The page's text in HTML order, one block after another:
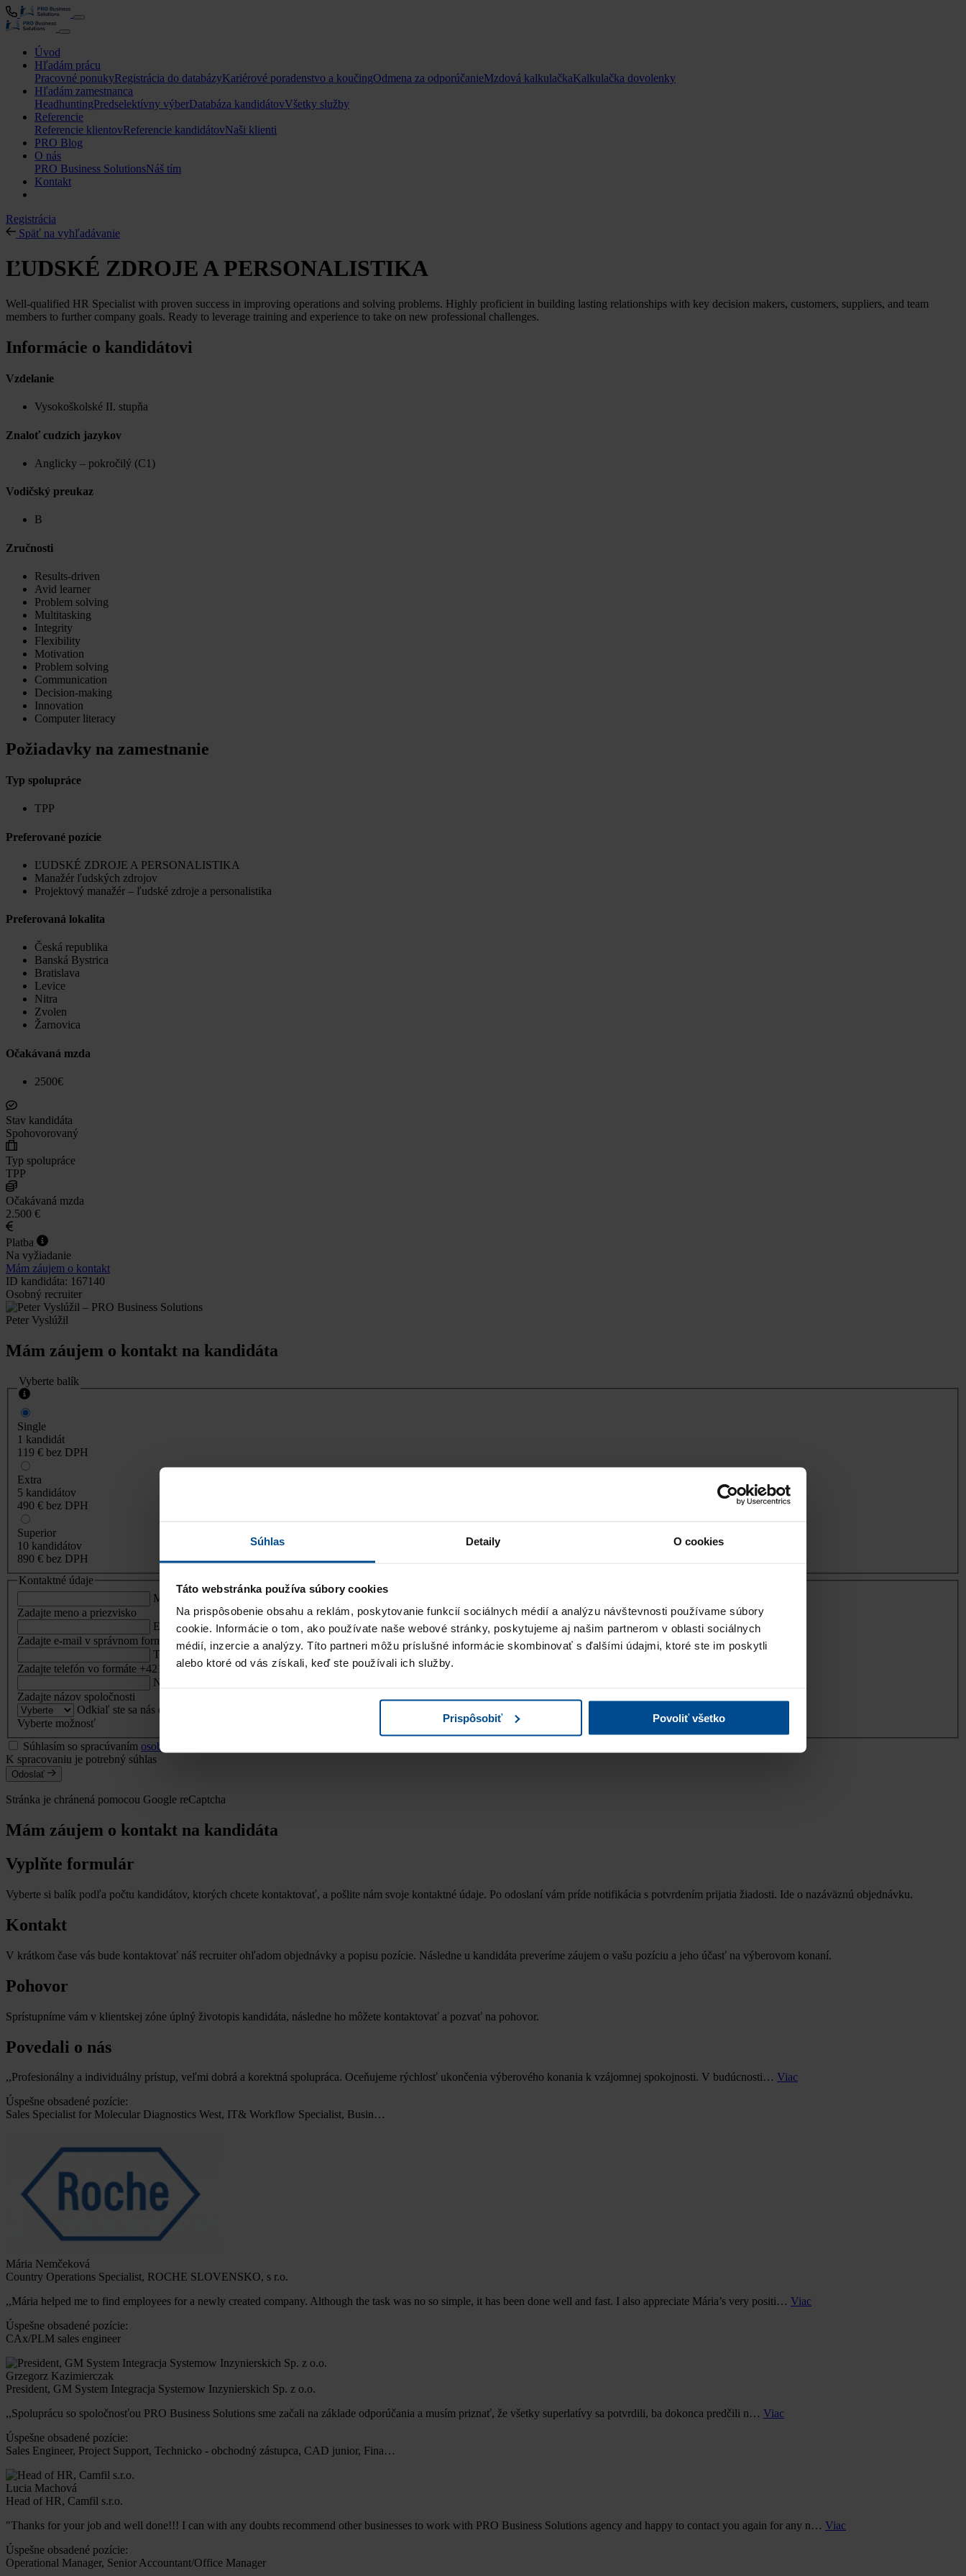
Súhlas Detaily O cookies
Táto webstránka používa súbory cookies
Na prispôsobenie obsahu a reklám, poskytovanie funkcií sociálnych médií a analýzu návštevnosti používame súbory
cookie. Informácie o tom, ako používate naše webové stránky, poskytujeme aj našim partnerom v oblasti sociálnych
médií, inzercie a analýzy. Títo partneri môžu príslušné informácie skombinovať s ďalšími údajmi, ktoré ste im poskytli
alebo ktoré od vás získali, keď ste používali ich služby.
Prispôsobiť Povoliť všetko
Úvod
Hľadám prácu
Pracovné ponukyRegistrácia do databázyKariérové poradenstvo a koučingOdmena za odporúčanieMzdová kalkulačkaKalkulačka dovolenky
Hľadám zamestnanca
HeadhuntingPredselektívny výberDatabáza kandidátovVšetky služby
Referencie
Referencie klientovReferencie kandidátovNaši klienti
PRO Blog
O nás
PRO Business SolutionsNáš tím
Kontakt
Registrácia
Späť na vyhľadávanie
ĽUDSKÉ ZDROJE A PERSONALISTIKA
Well-qualified HR Specialist with proven success in improving operations and solving problems. Highly proficient in building lasting relationships with key decision makers, customers, suppliers, and team
members to further company goals. Ready to leverage training and experience to take on new professional challenges.
Informácie o kandidátovi
Vzdelanie
Vysokoškolské II. stupňa
Znaloť cudzích jazykov
Anglicky – pokročilý (C1)
Vodičský preukaz
B
Zručnosti
Results-driven
Avid learner
Problem solving
Multitasking
Integrity
Flexibility
Motivation
Problem solving
Communication
Decision-making
Innovation
Computer literacy
Požiadavky na zamestnanie
Typ spolupráce
TPP
Preferované pozície
ĽUDSKÉ ZDROJE A PERSONALISTIKA
Manažér ľudských zdrojov
Projektový manažér – ľudské zdroje a personalistika
Preferovaná lokalita
Česká republika
Banská Bystrica
Bratislava
Levice
Nitra
Zvolen
Žarnovica
Očakávaná mzda
2500€
Stav kandidáta
Spohovorovaný
Typ spolupráce
TPP
Očakávaná mzda
2.500 €
Platba
Na vyžiadanie
Mám záujem o kontakt
ID kandidáta: 167140
Osobný recruiter
Peter Vyslúžil
Mám záujem o kontakt na kandidáta
Vyberte balík
Single
1 kandidát
119 € bez DPH
Extra
5 kandidátov
490 € bez DPH
Superior
10 kandidátov
890 € bez DPH
Kontaktné údaje
Meno a priezvisko
Zadajte meno a priezvisko
E-mail
Zadajte e-mail v správnom formáte
Telefón
Zadajte telefón vo formáte +421 912 345 678
Názov spoločnosti
Zadajte názov spoločnosti
Odkiaľ ste sa nás dozvedeli?
Vyberte možnosť
Súhlasím so spracúvaním osobných údajov
K spracovaniu je potrebný súhlas
Odoslať
Stránka je chránená pomocou Google reCaptcha
Mám záujem o kontakt na kandidáta
Vyplňte formulár
Vyberte si balík podľa počtu kandidátov, ktorých chcete kontaktovať, a pošlite nám svoje kontaktné údaje. Po odoslaní vám príde notifikácia s potvrdením prijatia žiadosti. Ide o nazáväznú objednávku.
Kontakt
V krátkom čase vás bude kontaktovať náš recruiter ohľadom objednávky a popisu pozície. Následne u kandidáta preveríme záujem o vašu pozíciu a jeho účasť na výberovom konaní.
Pohovor
Sprístupníme vám v klientskej zóne úplný životopis kandidáta, následne ho môžete kontaktovať a pozvať na pohovor.
Povedali o nás
,,Profesionálny a individuálny prístup, veľmi dobrá a korektná spolupráca. Oceňujeme rýchlosť ukončenia výberového konania k vzájomnej spokojnosti. V budúcnosti… Viac
Úspešne obsadené pozície:
Sales Specialist for Molecular Diagnostics West, IT& Workflow Specialist, Busin…
Mária Nemčeková
Country Operations Specialist, ROCHE SLOVENSKO, s r.o.
,,Mária helped me to find employees for a newly created company. Although the task was no so simple, it has been done well and fast. I also appreciate Mária’s very positi… Viac
Úspešne obsadené pozície:
CAx/PLM sales engineer
Grzegorz Kazimierczak
President, GM System Integracja Systemow Inzynierskich Sp. z o.o.
,,Spoluprácu so spoločnosťou PRO Business Solutions sme začali na základe odporúčania a musím priznať, že všetky superlatívy sa potvrdili, ba dokonca predčili n… Viac
Úspešne obsadené pozície:
Sales Engineer, Project Support, Technicko - obchodný zástupca, CAD junior, Fina…
Lucia Machová
Head of HR, Camfil s.r.o.
"Thanks for your job and well done!!! I can with any doubts recommend other businesses to work with PRO Business Solutions agency and happy to contact you again for any n… Viac
Úspešne obsadené pozície:
Operational Manager, Senior Accountant/Office Manager